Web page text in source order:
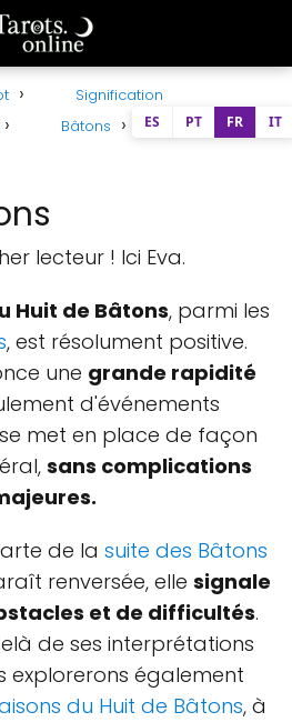
Signification
Bâtons
Huit de
lecteur ! Ici Eva.
Huit de Bâtons, parmi les
, est résolument positive.
une grande rapidité
d'événements
met en place de façon
sans complications
de la suite des Bâtons
renversée, elle signale
et de difficultés.
de ses interprétations
explorerons également
du Huit de Bâtons, à
ES PT FR IT